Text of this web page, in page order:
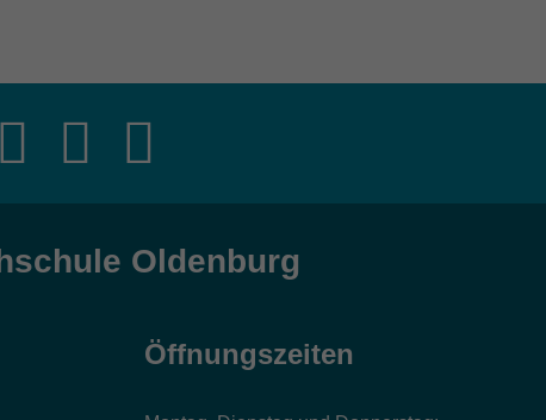
Oldenburg
Öffnungszeiten